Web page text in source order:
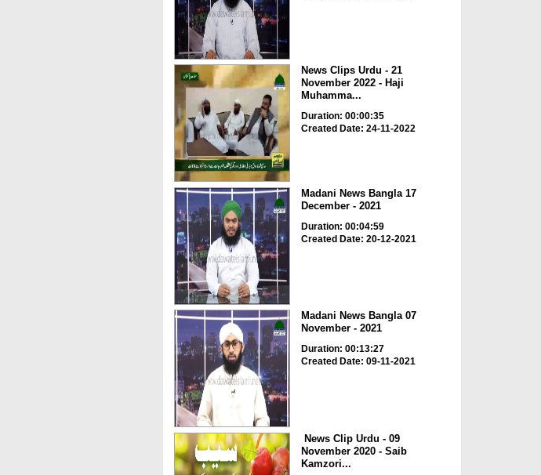
News Clips Urdu - 21
November 2022 - Haji
Muhamma...
Duration: 00:00:35
Created Date: 24-11-2022
Madani News Bangla 17
December - 2021
Duration: 00:04:59
Created Date: 20-12-2021
Madani News Bangla 07
November - 2021
Duration: 00:13:27
Created Date: 09-11-2021
News Clip Urdu - 09
November 2020 - Saib
Kamzori...